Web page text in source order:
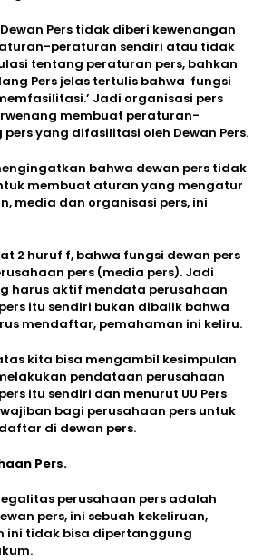
Pers tidak diberi kewenangan
peraturan sendiri atau tidak
tentang peraturan pers, bahkan
Pers jelas tertulis bahwa fungsi
Jadi organisasi pers
membuat peraturan-
yang difasilitasi oleh Dewan Pers.
bahwa dewan pers tidak
membuat aturan yang mengatur
media dan organisasi pers, ini
2 huruf f, bahwa fungsi dewan pers
pers (media pers). Jadi
harus aktif mendata perusahaan
itu sendiri bukan dibalik bahwa
mendaftar, pemahaman ini keliru.
kita bisa mengambil kesimpulan
pendataan perusahaan
itu sendiri dan menurut UU Pers
bagi perusahaan pers untuk
di dewan pers.
Pers.
perusahaan pers adalah
pers, ini sebuah kekeliruan,
ini tidak bisa dipertanggung